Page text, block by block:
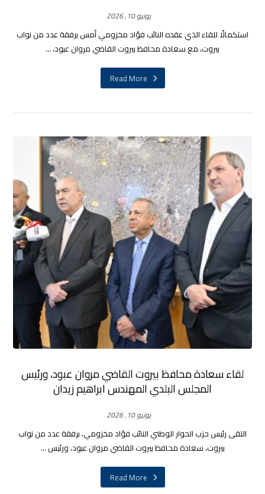
يونيو 10, 2026
استكمالًا للقاء الذي عقده النائب فؤاد مخزومي أمس برفقة عدد من نواب
بيروت، مع سعادة محافظ بيروت القاضي مروان عبود، ...
Read More
لقاء سعادة محافظ بيروت القاضي مروان عبود، ورئيس
المجلس البلدي المهندس ابراهيم زيدان
يونيو 10, 2026
التقى رئيس حزب الحوار الوطني النائب فؤاد مخزومي، برفقة عدد من نواب
بيروت، سعادة محافظ بيروت القاضي مروان عبود، ورئيس ...
Read More